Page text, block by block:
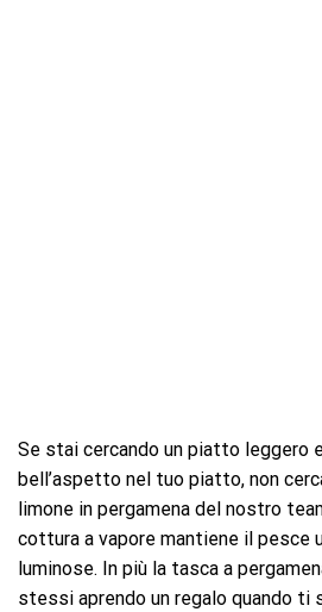
Se stai cercando un piatto leggero
bell’aspetto nel tuo piatto, non
limone in pergamena del nostro
cottura a vapore mantiene il pesce
luminose. In più la tasca a
stessi aprendo un regalo quando ti